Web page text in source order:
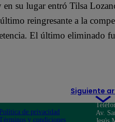
en su lugar entró Tilsa
reingresante a la
El último eliminado
Siguiente
Política de privacidad
y condiciones
Av.